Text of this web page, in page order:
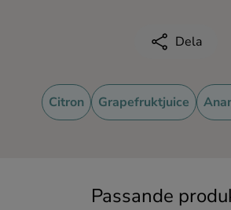
Dela
Citron Grapefruktjuice
Passande